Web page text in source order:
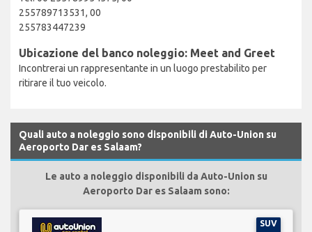
255789713531, 00
255783447239
Ubicazione del banco noleggio: Meet and Greet
Incontrerai un rappresentante in un luogo prestabilito per
ritirare il tuo veicolo.
Quali auto a noleggio sono disponibili di Auto-Union su
Aeroporto Dar es Salaam?
Le auto a noleggio disponibili da Auto-Union su
Aeroporto Dar es Salaam sono:
SUV